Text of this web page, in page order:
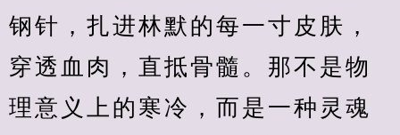
钢针，扎进林默的每一寸皮肤，
穿透血肉，直抵骨髓。那不是物
理意义上的寒冷，而是一种灵魂